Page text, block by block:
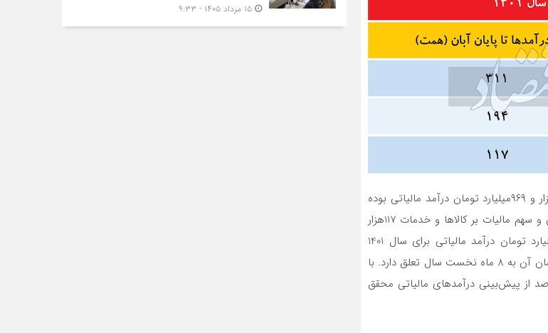
با توجه به داده‌های سازمان امور مالیاتی طی ۸ماهه سال ۱۴۰۱، درمجموع ۳۱۰هزار و ۹۶۹میلیارد تومان درآمد مالیاتی بوده
که وصول شده است. از این رقم سهم مالیات‌های مستقیم ۱۹۴هزار میلیارد تومان و سهم مالیات بر کالاها و خدمات 117هزار
میلیارد تومان بوده است. این درحالی است که در بودجه، حدود 532هزار میلیارد تومان درآمد مالیاتی برای سال 1401
پیش‌بینی شده بود که اگر میانگین 12ماهه را در نظر بگیریم، 354هزار میلیارد تومان آن به 8 ماه نخست سال تعلق دارد. با
حدود 311هزار میلیارد تومان وصول درآمد مالیاتی، می‌توان گفت 88درصد از پیش‌بینی درآمدهای مالیاتی محقق
۱۵ مرداد ۱۴۰۵ - ۹:۳۳